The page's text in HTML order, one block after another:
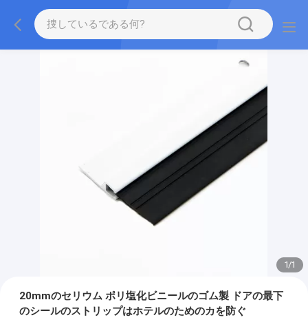
1/1
20mmのセリウム ポリ塩化ビニールのゴム製 ドアの最下
のシールのストリップはホテルのためのカを防ぐ